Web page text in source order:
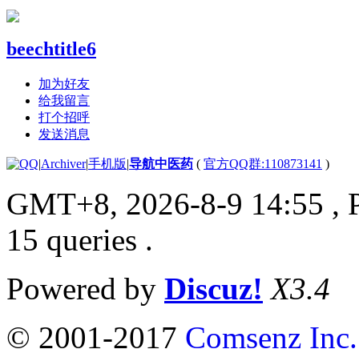
beechtitle6
加为好友
给我留言
打个招呼
发送消息
|Archiver|手机版|导航中医药 ( 官方QQ群:110873141 )
GMT+8, 2026-8-9 14:55 ,
15 queries .
Powered by Discuz! X3.4
© 2001-2017 Comsenz Inc.